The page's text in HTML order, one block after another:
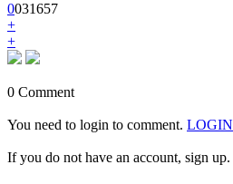
0031657
+
+
0 Comment
You need to login to comment. LOGIN
If you do not have an account, sign up.